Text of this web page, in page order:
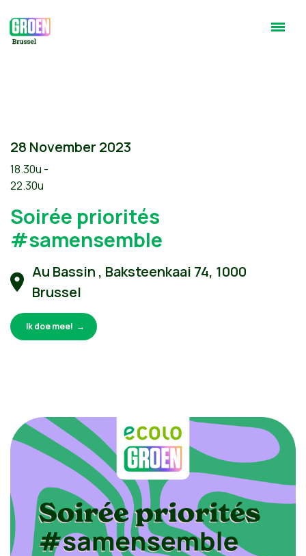
28 November 2023
18.30u -
22.30u
Soirée priorités
#samensemble
Au Bassin , Baksteenkaai 74, 1000
Brussel
Ik doe mee!